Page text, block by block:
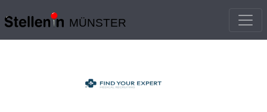
MÜNSTER